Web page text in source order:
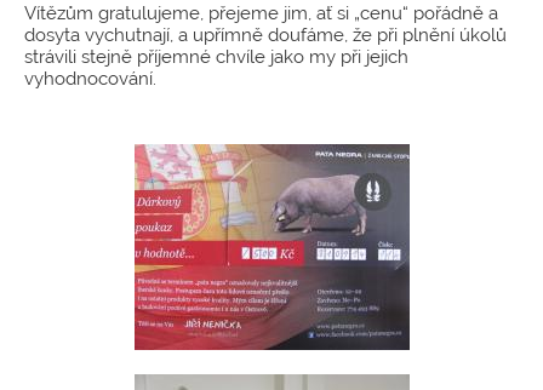
Vítězům gratulujeme, přejeme jim, ať si „cenu“ pořádně a
dosyta vychutnají, a upřímně doufáme, že při plnění úkolů
strávili stejně příjemné chvíle jako my při jejich
vyhodnocování.